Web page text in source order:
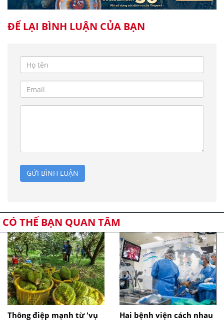
ĐỂ LẠI BÌNH LUẬN CỦA BẠN
GỬI BÌNH LUẬN
CÓ THỂ BẠN QUAN TÂM
Thông điệp mạnh từ 'vụ
Hai bệnh viện cách nhau